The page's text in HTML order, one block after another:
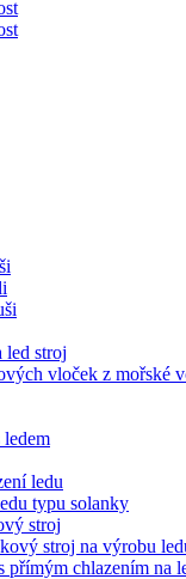
led stroj
vloček z mořské
ledem
ledu
typu solanky
stroj
stroj na výrobu
přímým chlazením na